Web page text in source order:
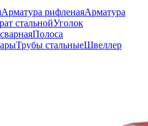
Арматура рифленаяАрматура
стальнойУголок
Полоса
Трубы стальныеШвеллер